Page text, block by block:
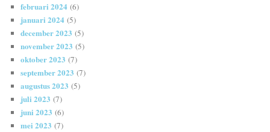
februari 2024 (6)
januari 2024 (5)
december 2023 (5)
november 2023 (5)
oktober 2023 (7)
september 2023 (7)
augustus 2023 (5)
juli 2023 (7)
juni 2023 (6)
mei 2023 (7)